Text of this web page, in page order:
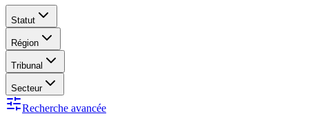
Statut
Région
Tribunal
Secteur
Recherche avancée